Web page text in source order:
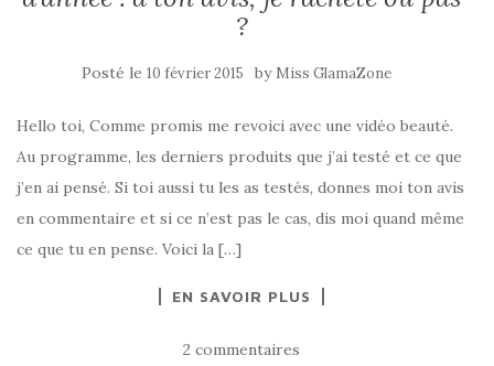
?
Posté le 10 février 2015 by Miss GlamaZone
Hello toi, Comme promis me revoici avec une vidéo beauté.
Au programme, les derniers produits que j’ai testé et ce que
j’en ai pensé. Si toi aussi tu les as testés, donnes moi ton avis
en commentaire et si ce n’est pas le cas, dis moi quand même
ce que tu en pense. Voici la […]
EN SAVOIR PLUS
2 commentaires